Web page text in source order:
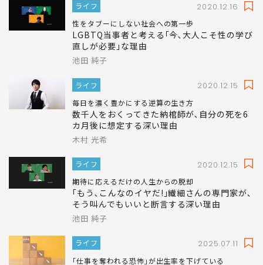
ライフ 2020.12.16
性をタブーにしない社会への第一歩
LGBTQ当事者と考える｢今､大人こそ性の学び
直しが必要｣な理由
池田 純子
ライフ 2020.12.15
毎日を濃く豊かにする逆算の生き方
数千人をおくってきた納棺師が､自分の死を6
カ月後に想定する深い理由
木村 光希
ライフ 2020.12.15
期待に応えるだけの人生からの脱却
｢もう､こんなのイヤだ!｣繊細さんの専門家が､
そう叫んでもいいと断言する深い理由
池田 純子
ライフ 2025.07.11
｢仕事を奪われる恐怖｣が出生率を下げている